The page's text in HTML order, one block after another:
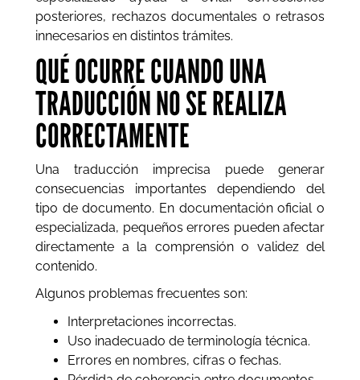
posteriores, rechazos documentales o retrasos
innecesarios en distintos trámites.
QUÉ OCURRE CUANDO UNA
TRADUCCIÓN NO SE REALIZA
CORRECTAMENTE
Una traducción imprecisa puede generar
consecuencias importantes dependiendo del
tipo de documento. En documentación oficial o
especializada, pequeños errores pueden afectar
directamente a la comprensión o validez del
contenido.
Algunos problemas frecuentes son:
Interpretaciones incorrectas.
Uso inadecuado de terminología técnica.
Errores en nombres, cifras o fechas.